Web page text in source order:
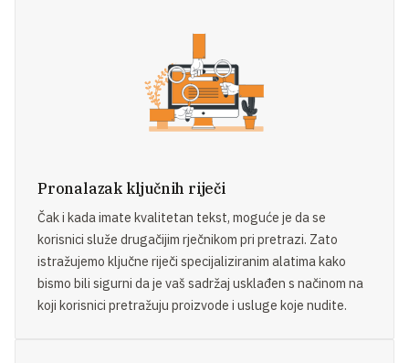
Pronalazak ključnih riječi
Čak i kada imate kvalitetan tekst, moguće je da se
korisnici služe drugačijim rječnikom pri pretrazi. Zato
istražujemo ključne riječi specijaliziranim alatima kako
bismo bili sigurni da je vaš sadržaj usklađen s načinom na
koji korisnici pretražuju proizvode i usluge koje nudite.